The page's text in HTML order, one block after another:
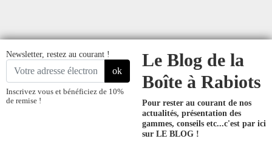
Newsletter, restez au courant !
ok
Inscrivez vous et bénéficiez de 10%
de remise !
Le Blog de la
Boîte à Rabiots
Pour rester au courant de nos
actualités, présentation des
gammes, conseils etc...c'est par ici
sur LE BLOG !